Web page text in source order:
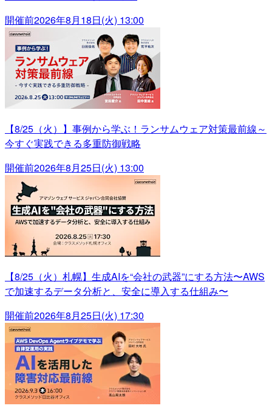
開催前2026年8月18日(火) 13:00
【8/25（火）】事例から学ぶ！ランサムウェア対策最前線～
今すぐ実践できる多重防御戦略
開催前2026年8月25日(火) 13:00
【8/25（火）札幌】生成AIを“会社の武器”にする方法〜AWS
で加速するデータ分析と、安全に導入する仕組み〜
開催前2026年8月25日(火) 17:30